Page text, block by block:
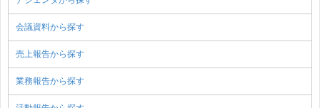
会議資料から探す
売上報告から探す
業務報告から探す